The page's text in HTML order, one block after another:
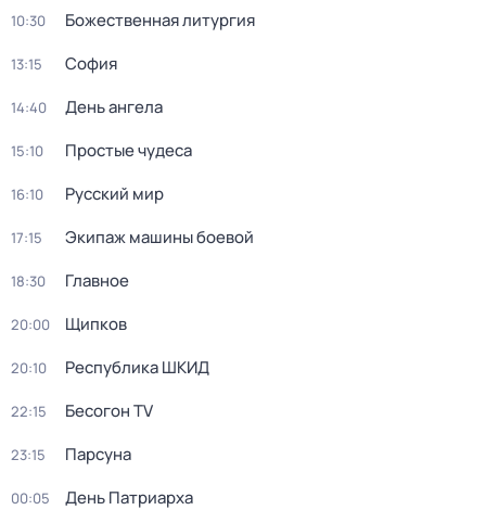
10:30 Божественная литургия
13:15 София
14:40 День ангела
15:10 Простые чудеca
16:10 Русский мир
17:15 Экипаж машины боевой
18:30 Главное
20:00 Щипков
20:10 Республика ШКИД
22:15 Бесогон TV
23:15 Парсуна
00:05 День Патриарха